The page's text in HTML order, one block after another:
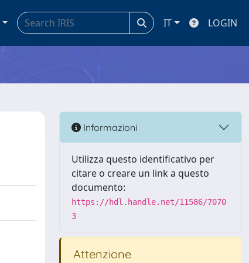
IT LOGIN
Informazioni
Utilizza questo identificativo per
citare o creare un link a questo
documento:
https://hdl.handle.net/11586/7070
3
Attenzione